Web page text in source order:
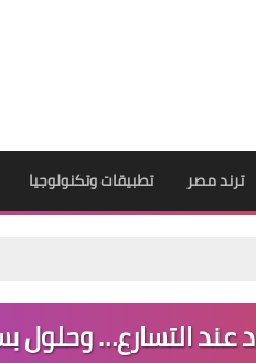
ترند مصر تطبيقات وتكنولوجيا